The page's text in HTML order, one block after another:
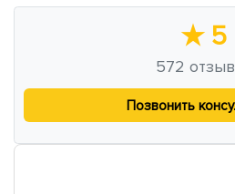
★ 5
572
Позвонить